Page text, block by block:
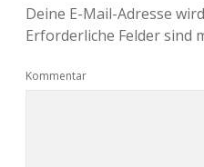
Deine E-Mail-Adresse
Erforderliche Felder sind
Kommentar